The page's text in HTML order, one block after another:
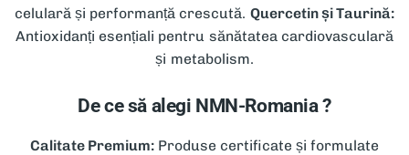
celulară și performanță crescută. Quercetin și Taurină:
Antioxidanți esențiali pentru sănătatea cardiovasculară
și metabolism.
De ce să alegi NMN-Romania ?
Calitate Premium:Produse certificate și formulate